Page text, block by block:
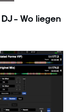
- Wo liegen